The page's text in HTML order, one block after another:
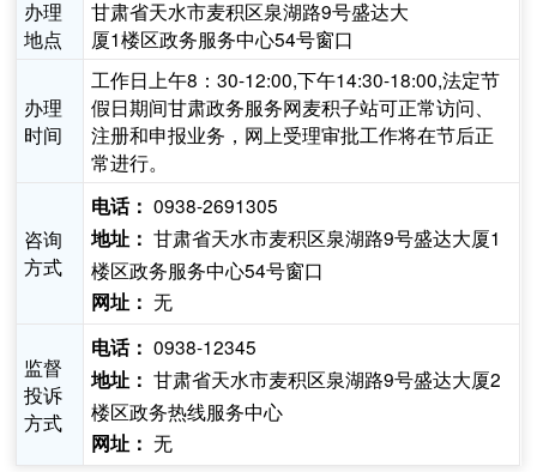
办理
地点
甘肃省天水市麦积区泉湖路9号盛达大
厦1楼区政务服务中心54号窗口
办理
时间
工作日上午8：30-12:00,下午14:30-18:00,法定节
假日期间甘肃政务服务网麦积子站可正常访问、
注册和申报业务，网上受理审批工作将在节后正
常进行。
咨询
方式
电话： 0938-2691305
地址： 甘肃省天水市麦积区泉湖路9号盛达大厦1
楼区政务服务中心54号窗口
网址： 无
监督
投诉
方式
电话： 0938-12345
地址： 甘肃省天水市麦积区泉湖路9号盛达大厦2
楼区政务热线服务中心
网址： 无